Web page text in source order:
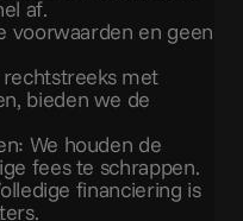
af.
voorwaarden en geen
met
bieden we de
We houden de
fees te schrappen.
financiering is